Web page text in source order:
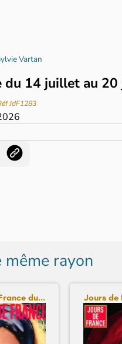
Vartan
du 14 juillet au
JdF1283
même rayon
du... Jours de